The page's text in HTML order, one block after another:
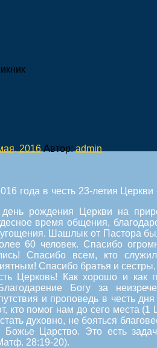
2016 Автор:admin
года в честь 23-летия
день рождения Церкви на
время общения,
угощения. Шашлык от Пастора
60 человек. Спасибо
Спасибо всем, кто
Спасибо братья и
Церковь! Как хорошо и как
Богу за
и проповедь в честь
кто помог нам до сего места (1
духовно, не бояться
Божье Царство. Это есть
28:19-20).